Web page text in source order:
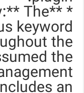
The
the
the
an